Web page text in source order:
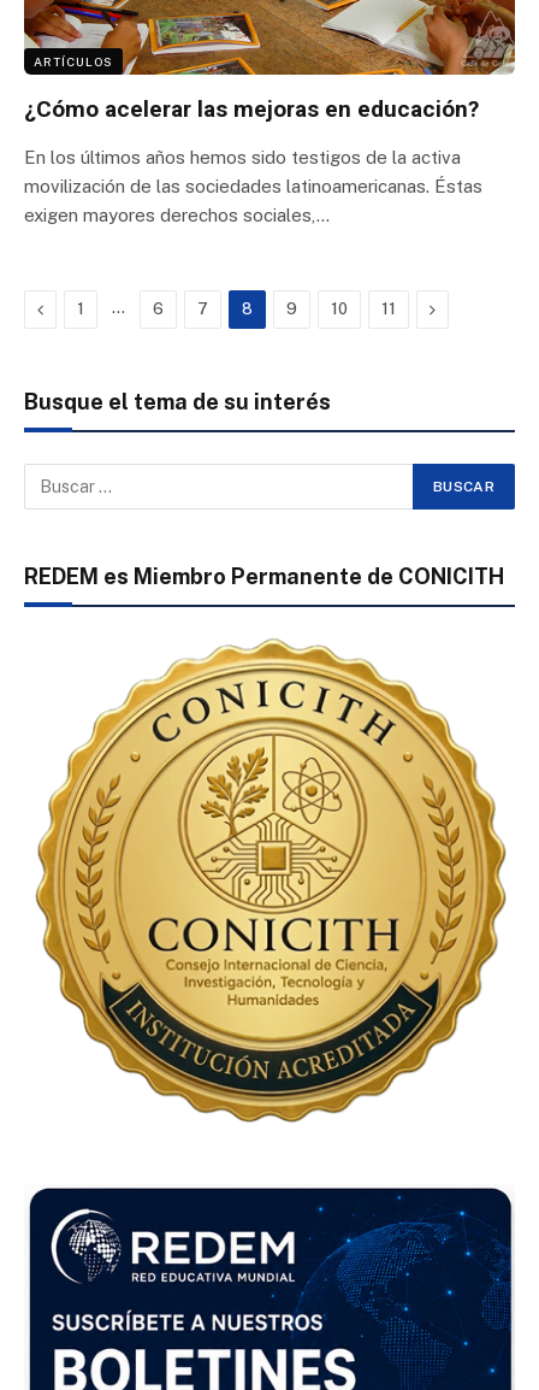
ARTÍCULOS
¿Cómo acelerar las mejoras en educación?
En los últimos años hemos sido testigos de la activa
movilización de las sociedades latinoamericanas. Éstas
exigen mayores derechos sociales,…
Previous
1 … 6 7 8 9 10 11 Next
Busque el tema de su interés
REDEM es Miembro Permanente de CONICITH